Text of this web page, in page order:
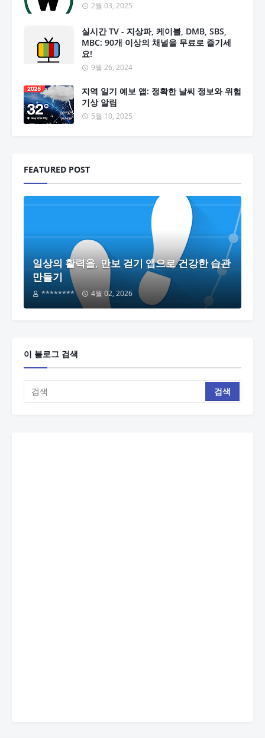
2월 03, 2025
실시간 TV - 지상파, 케이블, DMB, SBS,
MBC: 90개 이상의 채널을 무료로 즐기세
요!
9월 26, 2024
지역 일기 예보 앱: 정확한 날씨 정보와 위험
기상 알림
5월 10, 2025
FEATURED POST
일상의 활력을, 만보 걷기 앱으로 건강한 습관
만들기
******** 4월 02, 2026
이 블로그 검색